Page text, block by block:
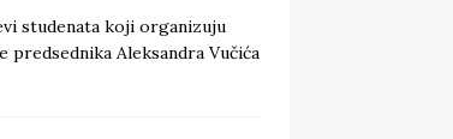
studenata koji organizuju
Aleksandra Vučića